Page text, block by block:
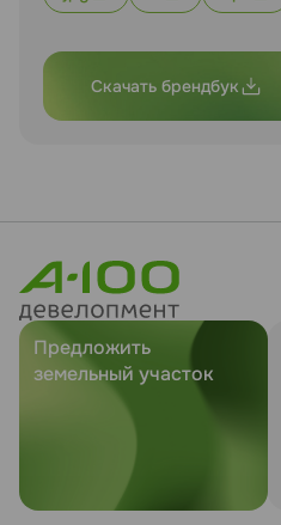
Скачать брендбук
Предложить
земельный участок